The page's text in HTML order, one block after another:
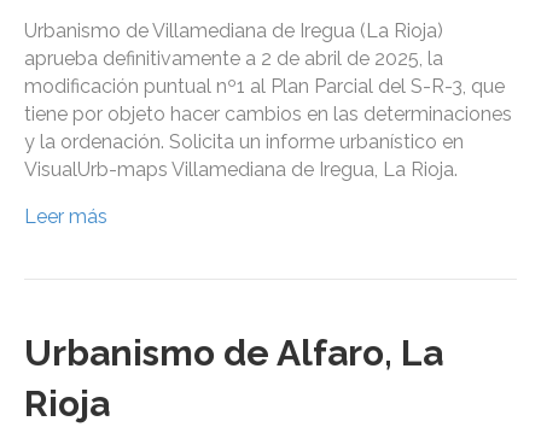
Urbanismo de Villamediana de Iregua (La Rioja)
aprueba definitivamente a 2 de abril de 2025, la
modificación puntual nº1 al Plan Parcial del S-R-3, que
tiene por objeto hacer cambios en las determinaciones
y la ordenación. Solicita un informe urbanístico en
VisualUrb-maps Villamediana de Iregua, La Rioja.
Leer más
Urbanismo de Alfaro, La
Rioja